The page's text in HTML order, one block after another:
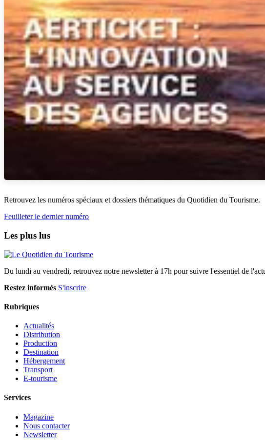
Retrouvez les numéros spéciaux et dossiers thématiques du Quotidien du Tourisme.
Feuilleter le dernier numéro
Les plus lus
Du lundi au vendredi, retrouvez notre newsletter à 17h pour suivre l'essentiel de
Restez informés S'inscrire
Rubriques
Actualités
Distribution
Production
Destination
Hébergement
Transport
E-tourisme
Services
Magazine
Nous contacter
Newsletter